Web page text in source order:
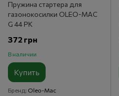
Пружина стартера для
газонокосилки OLEO-MAC
G 44 PK
372 грн
В наличии
Купить
Бренд Oleo-Mac